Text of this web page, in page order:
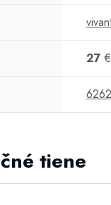
27 €
tiene